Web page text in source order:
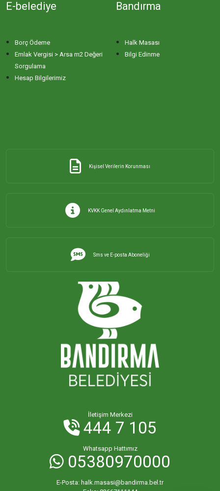
E-belediye
Borç Ödeme
Emlak Vergisi > Arsa m2 Değeri
Sorgulama
Hesap Bilgilerimiz
Bandırma
Halk Masası
Bilgi Edinme
Kişisel Verilerin Korunması
KVKK Genel Aydınlatma Metni
Sms ve E-posta Aboneliği
İletişim Merkezi
444 7 105
Whatsapp Hattımız
05380970000
E-Posta: halk.masasi@bandirma.bel.tr